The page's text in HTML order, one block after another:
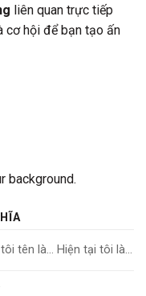
liên quan trực tiếp
cơ hội để bạn tạo ấn
background.
tên là… Hiện tại tôi là…